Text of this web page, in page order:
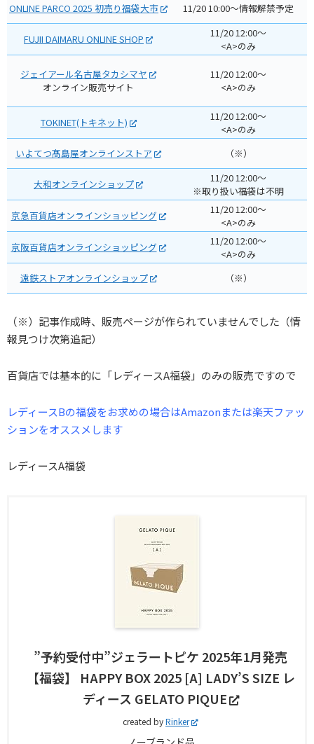
ONLINE PARCO 2025 初売り福袋大市
11/20 10:00～情報解禁予定
FUJII DAIMARU ONLINE SHOP
11/20 12:00～
<A>のみ
ジェイアール名古屋タカシマヤ
オンライン販売サイト
11/20 12:00～
<A>のみ
TOKINET(トキネット)
11/20 12:00～
<A>のみ
いよてつ髙島屋オンラインストア
（※）
大和オンラインショップ
11/20 12:00～
※取り扱い福袋は不明
京急百貨店オンラインショッピング
11/20 12:00～
<A>のみ
京阪百貨店オンラインショッピング
11/20 12:00～
<A>のみ
遠鉄ストアオンラインショップ
（※）
（※）記事作成時、販売ページが作られていませんでした（情
報見つけ次第追記）
百貨店では基本的に「レディースA福袋」のみの販売ですので
レディースBの福袋をお求めの場合はAmazonまたは楽天ファッ
ションをオススメします
レディースA福袋
”予約受付中”ジェラートピケ 2025年1月発売
【福袋】 HAPPY BOX 2025 [A] LADY’S SIZE レ
ディース GELATO PIQUE
created byRinker